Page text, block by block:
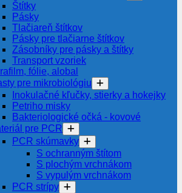
Štítky
Pásky
Tlačiareň štítkov
Pásky pre tlačiarne štítkov
Zásobníky pre pásky a štítky
Transport vzoriek
fólie, alobal
pre mikrobiológiu
Inokulačné kľučky, stierky a hokejky
Petriho misky
Bakteriologické očká - kovové
pre PCR
PCR skúmavky
S ochranným štítom
S plochým vrchnákom
S vypulým vrchnákom
PCR strípy